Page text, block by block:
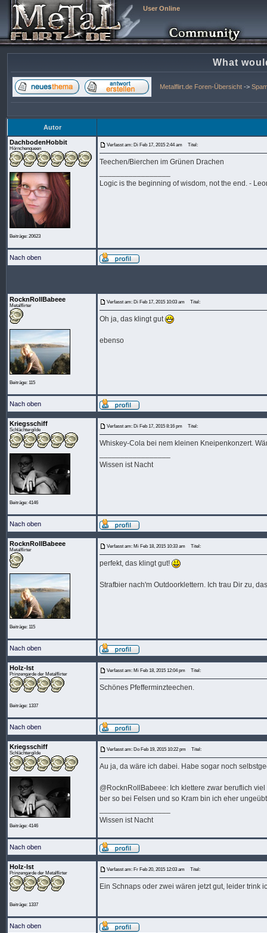
User Online
What
Metalflirt.de Foren-Übersicht ->
Autor
DachbodenHobbit
Hörnchenqueen
Beiträge: 20623
Verfasst am: Di Feb 17, 2015 2:44 am Titel:
Teechen/Bierchen im Grünen Drachen
Logic is the beginning of wisdom, not the end. -
Nach oben
RocknRollBabeee
Metalflirter
Beiträge: 115
Verfasst am: Di Feb 17, 2015 10:03 am Titel:
Oh ja, das klingt gut
ebenso
Nach oben
Kriegsschiff
Schlächtergilde
Beiträge: 4146
Verfasst am: Di Feb 17, 2015 8:16 pm Titel:
Whiskey-Cola bei nem kleinen Kneipenkonzert.
Wissen ist Nacht
Nach oben
RocknRollBabeee
Metalflirter
Beiträge: 115
Verfasst am: Mi Feb 18, 2015 10:33 am Titel:
perfekt, das klingt gut!
Strafbier nach'm Outdoorklettern. Ich trau Dir zu,
Nach oben
Holz-Ist
Prinzengarde der Metalflirter
Beiträge: 1337
Verfasst am: Mi Feb 18, 2015 12:04 pm Titel:
Schönes Pfefferminzteechen.
Nach oben
Kriegsschiff
Schlächtergilde
Beiträge: 4146
Verfasst am: Do Feb 19, 2015 10:22 pm Titel:
Au ja, da wäre ich dabei. Habe sogar noch
@RocknRollBabeee: Ich klettere zwar beruflich
ber so bei Felsen und so Kram bin ich eher
Wissen ist Nacht
Nach oben
Holz-Ist
Prinzengarde der Metalflirter
Beiträge: 1337
Verfasst am: Fr Feb 20, 2015 12:03 am Titel:
Ein Schnaps oder zwei wären jetzt gut, leider trink
Nach oben